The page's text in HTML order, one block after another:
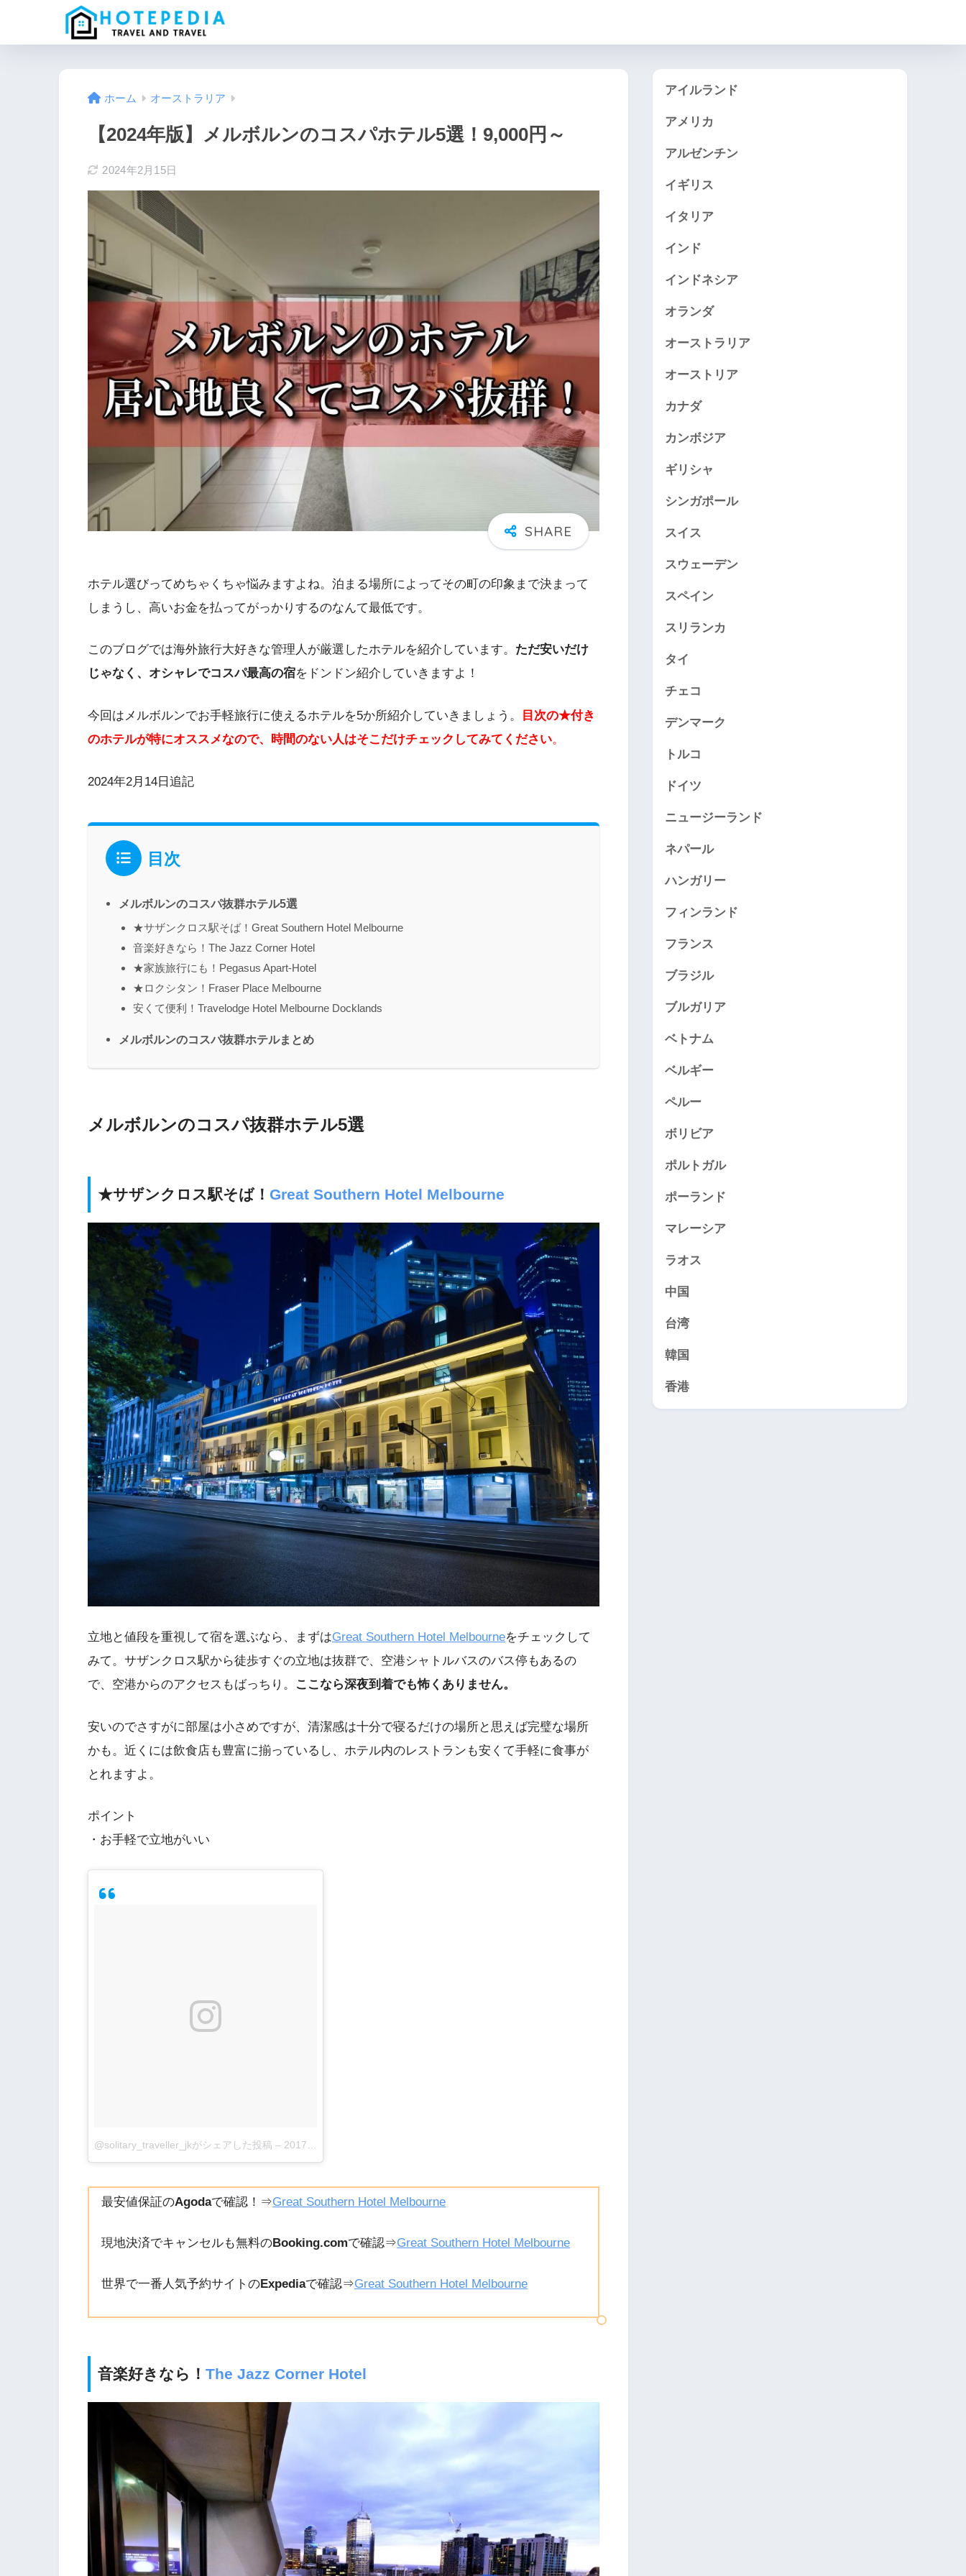
ホーム オーストラリア
【2024年版】メルボルンのコスパホテル5選！9,000円～
2024年2月15日
ホテル選びってめちゃくちゃ悩みますよね。泊まる場所によってその町の印象まで決まって
しまうし、高いお金を払ってがっかりするのなんて最低です。
このブログでは海外旅行大好きな管理人が厳選したホテルを紹介しています。 ただ安いだけ
じゃなく、オシャレでコスパ最高の宿をドンドン紹介していきますよ！
今回はメルボルンでお手軽旅行に使えるホテルを5か所紹介していきましょう。
目次の★付き
のホテルが特にオススメなので、時間のない人はそこだけチェックしてみてください。
2024年2月14日追記
目次
メルボルンのコスパ抜群ホテル5選
★サザンクロス駅そば！Great Southern Hotel Melbourne
音楽好きなら！The Jazz Corner Hotel
★家族旅行にも！Pegasus Apart-Hotel
★ロクシタン！Fraser Place Melbourne
安くて便利！Travelodge Hotel Melbourne Docklands
メルボルンのコスパ抜群ホテルまとめ
メルボルンのコスパ抜群ホテル5選
★サザンクロス駅そば！ Great Southern Hotel Melbourne
立地と値段を重視して宿を選ぶなら、まずはGreat Southern Hotel Melbourneをチェックして
みて。サザンクロス駅から徒歩すぐの立地は抜群で、空港シャトルバスのバス停もあるの
で、空港からのアクセスもばっちり。
ここなら深夜到着でも怖くありません。
安いのでさすがに部屋は小さめですが、清潔感は十分で寝るだけの場所と思えば完璧な場所
かも。近くには飲食店も豊富に揃っているし、ホテル内のレストランも安くて手軽に食事が
とれますよ。
ポイント
・お手軽で立地がいい
@solitary_traveller_jkがシェアした投稿 – 2017年 8月月30日午後2時31分PDT
最安値保証のAgodaで確認！⇒Great Southern Hotel Melbourne
現地決済でキャンセルも無料のBooking.comで確認⇒Great Southern Hotel Melbourne
世界で一番人気予約サイトのExpediaで確認⇒Great Southern Hotel Melbourne
音楽好きなら！ The Jazz Corner Hotel
アイルランド
アメリカ
アルゼンチン
イギリス
イタリア
インド
インドネシア
オランダ
オーストラリア
オーストリア
カナダ
カンボジア
ギリシャ
シンガポール
スイス
スウェーデン
スペイン
スリランカ
タイ
チェコ
デンマーク
トルコ
ドイツ
ニュージーランド
ネパール
ハンガリー
フィンランド
フランス
ブラジル
ブルガリア
ベトナム
ベルギー
ペルー
ボリビア
ポルトガル
ポーランド
マレーシア
ラオス
中国
台湾
韓国
香港